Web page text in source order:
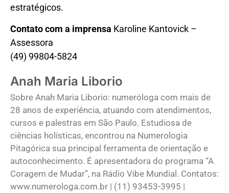
estratégicos.
Contato com a imprensa Karoline Kantovick –
Assessora
(49) 99804-5824
Anah Maria Liborio
Sobre Anah Maria Liborio: numeróloga com mais de
28 anos de experiência, atuando com atendimentos,
cursos e palestras em São Paulo. Estudiosa de
ciências holísticas, encontrou na Numerologia
Pitagórica sua principal ferramenta de orientação e
autoconhecimento. É apresentadora do programa “A
Coragem de Mudar”, na Rádio Vibe Mundial. Contatos:
www.numerologa.com.br | (11) 93453-3995 |